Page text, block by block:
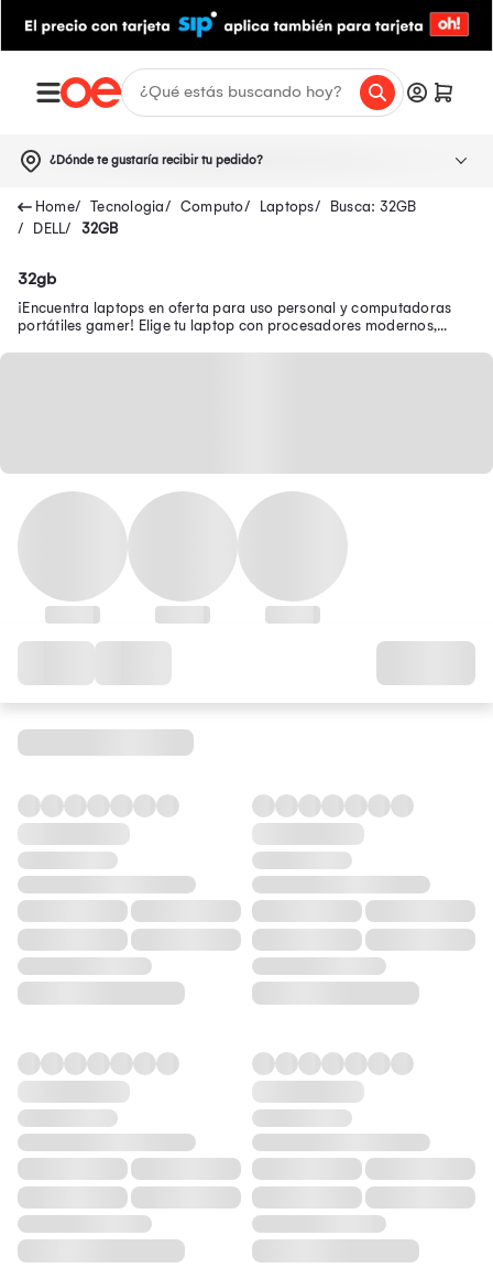
¿Dónde te gustaría recibir tu pedido?
Tecnologia Computo Laptops
Busca: 32GB
DELL
32GB
32gb
¡Encuentra laptops en oferta para uso personal y computadoras
portátiles gamer! Elige tu laptop con procesadores modernos,